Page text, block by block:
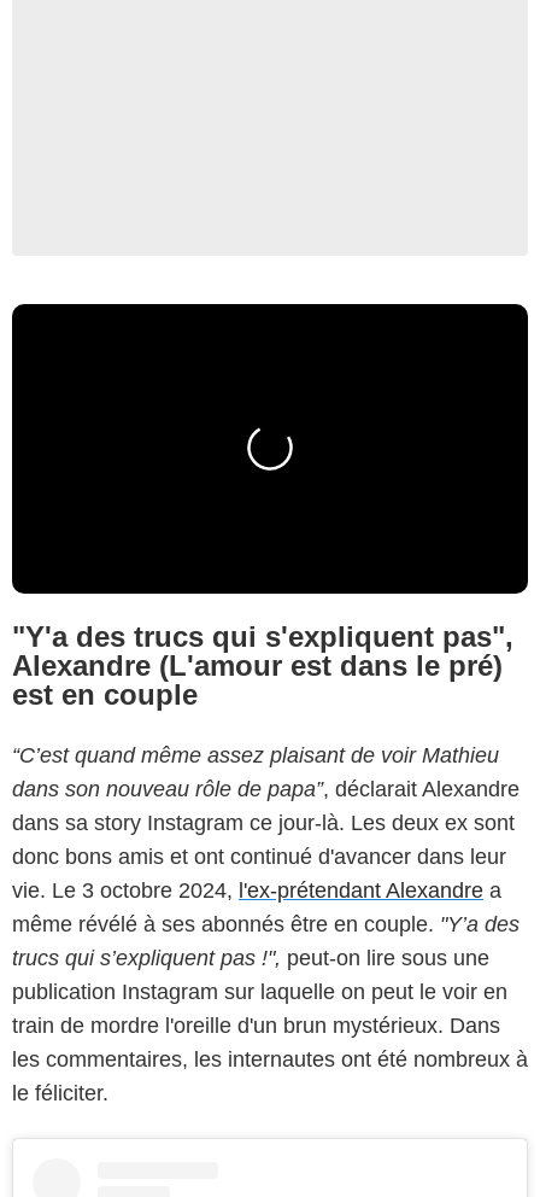
"Y'a des trucs qui s'expliquent pas",
Alexandre (L'amour est dans le pré)
est en couple
“C’est quand même assez plaisant de voir Mathieu
dans son nouveau rôle de papa”, déclarait Alexandre
dans sa story Instagram ce jour-là. Les deux ex sont
donc bons amis et ont continué d'avancer dans leur
vie. Le 3 octobre 2024, l'ex-prétendant Alexandre a
même révélé à ses abonnés être en couple. "Y’a des
trucs qui s’expliquent pas !", peut-on lire sous une
publication Instagram sur laquelle on peut le voir en
train de mordre l'oreille d'un brun mystérieux. Dans
les commentaires, les internautes ont été nombreux à
le féliciter.